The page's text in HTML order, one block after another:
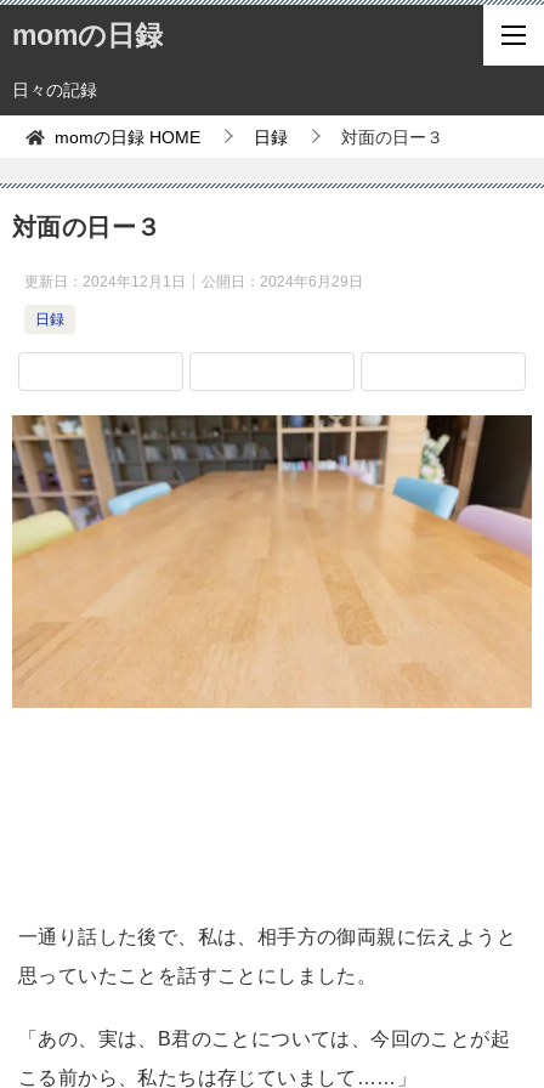
momの日録
日々の記録
momの日録 HOME 日録 対面の日ー３
対面の日ー３
更新日： 2024年12月1日 公開日： 2024年6月29日
日録
一通り話した後で、私は、相手方の御両親に伝えようと
思っていたことを話すことにしました。
「あの、実は、B君のことについては、今回のことが起
こる前から、私たちは存じていまして……」